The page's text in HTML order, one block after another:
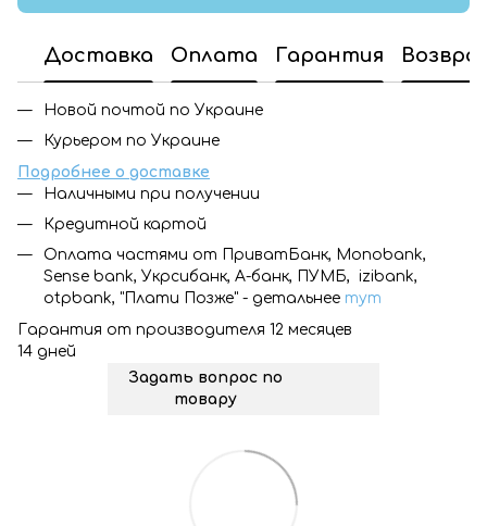
Доставка Оплата Гарантия
Новой почтой по Украине
Курьером по Украине
Подробнее о доставке
Наличными при получении
Кредитной картой
Оплата частями от ПриватБанк, Monobank,
Sense bank, Укрсибанк, А-банк, ПУМБ, izibank,
otpbank, "Плати Позже" - детальнее тут
Гарантия от производителя 12 месяцев
14 дней
Задать вопрос по
товару